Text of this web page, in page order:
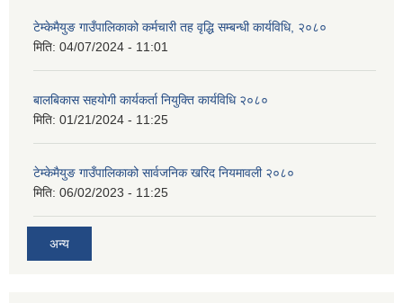
टेम्केमैयुङ गाउँपालिकाको कर्मचारी तह वृद्धि सम्बन्धी कार्यविधि, २०८०
मिति: 04/07/2024 - 11:01
बालबिकास सहयोगी कार्यकर्ता नियुक्ति कार्यविधि २०८०
मिति: 01/21/2024 - 11:25
टेम्केमैयुङ गाउँपालिकाको सार्वजनिक खरिद नियमावली २०८०
मिति: 06/02/2023 - 11:25
अन्य